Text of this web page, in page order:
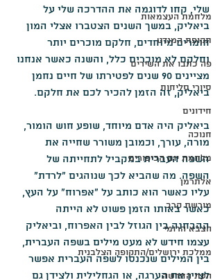
מלחמת העצמאות
תקופת המנדט
פה כתבו את השירים
סיורי סליחות
חידונים
חנוכה
מלחמת יום הכיפורים
אלתרמן
מורשת קרב
הצבא הרומי
ממלכת ירושלים/התקופה הצלבנית
העת החדשה
שלי, קחו לדוגמה את ההדרכה שלי על
ביאליק, במשך השנים הצטברו אצלי המון
חומרים מיוחדים, חלקם מוכרים יותר
וחלקם לא מוכרים כלל, והשנה כאשר אנחנו
מציינים 90 שנים לפטירתו של חיים נחמן
ביאליק, זה הזמן להכיר לכם את חלקם.
ביאליק היה אדם מיוחד, שופע חוש הומור,
מורה, עורך, וכמובן משורר שחייה את
השפה העברית במקביל לתחייתה של
השפה. מה שהביא לכך שנוהגים "לרדת"
עליו כאשר הוא כותב על "אפרוח" על העץ,
כאשר באותו הזמן פשוט לא הייתה
ההבחנה בין הגוזל לבין האפרוח, וביאליק
עצמו חידש לא מעט מילים בשפה העברית,
בין המילים שנכנסו לשפה העברית אפשר
לציין את הערגה, או הגחלילית ולצידן גם